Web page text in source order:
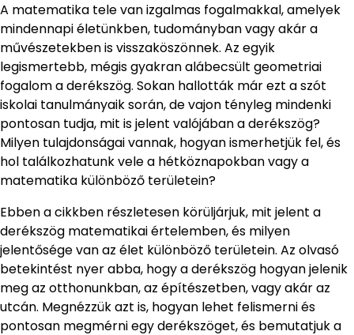
A matematika tele van izgalmas fogalmakkal, amelyek
mindennapi életünkben, tudományban vagy akár a
művészetekben is visszaköszönnek. Az egyik
legismertebb, mégis gyakran alábecsült geometriai
fogalom a derékszög. Sokan hallották már ezt a szót
iskolai tanulmányaik során, de vajon tényleg mindenki
pontosan tudja, mit is jelent valójában a derékszög?
Milyen tulajdonságai vannak, hogyan ismerhetjük fel, és
hol találkozhatunk vele a hétköznapokban vagy a
matematika különböző területein?
Ebben a cikkben részletesen körüljárjuk, mit jelent a
derékszög matematikai értelemben, és milyen
jelentősége van az élet különböző területein. Az olvasó
betekintést nyer abba, hogy a derékszög hogyan jelenik
meg az otthonunkban, az építészetben, vagy akár az
utcán. Megnézzük azt is, hogyan lehet felismerni és
pontosan megmérni egy derékszöget, és bemutatjuk a